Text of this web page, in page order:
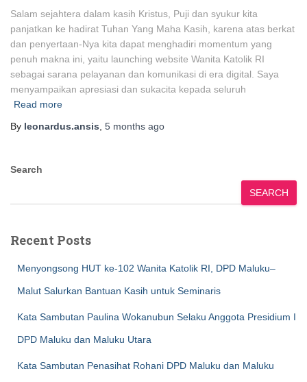
Salam sejahtera dalam kasih Kristus, Puji dan syukur kita
panjatkan ke hadirat Tuhan Yang Maha Kasih, karena atas berkat
dan penyertaan-Nya kita dapat menghadiri momentum yang
penuh makna ini, yaitu launching website Wanita Katolik RI
sebagai sarana pelayanan dan komunikasi di era digital. Saya
menyampaikan apresiasi dan sukacita kepada seluruh
Read more
By leonardus.ansis 5 months ago
Search
SEARCH
Recent Posts
Menyongsong HUT ke-102 Wanita Katolik RI, DPD Maluku–
Malut Salurkan Bantuan Kasih untuk Seminaris
Kata Sambutan Paulina Wokanubun Selaku Anggota Presidium I
DPD Maluku dan Maluku Utara
Kata Sambutan Penasihat Rohani DPD Maluku dan Maluku